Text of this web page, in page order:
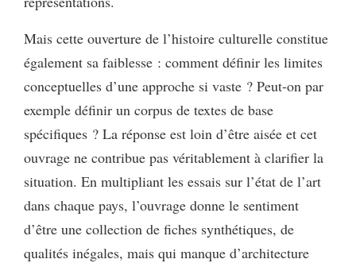
Mais cette ouverture de l’histoire culturelle constitue
également sa faiblesse : comment définir les limites
conceptuelles d’une approche si vaste ? Peut-on par
exemple définir un corpus de textes de base
spécifiques ? La réponse est loin d’être aisée et cet
ouvrage ne contribue pas véritablement à clarifier la
situation. En multipliant les essais sur l’état de l’art
dans chaque pays, l’ouvrage donne le sentiment
d’être une collection de fiches synthétiques, de
qualités inégales, mais qui manque d’architecture